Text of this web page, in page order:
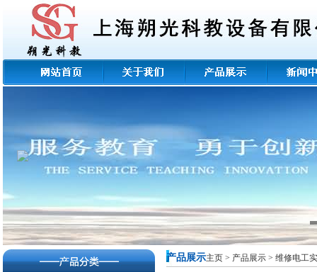
产品展示主页 > 产品展示 > 维修电工